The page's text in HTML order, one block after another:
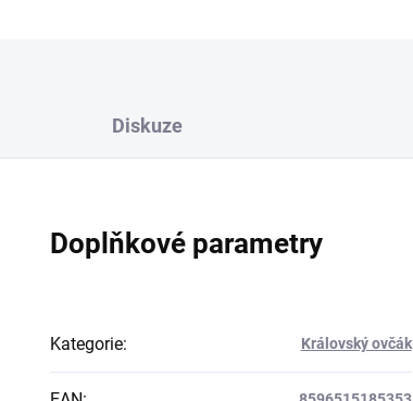
Diskuze
Doplňkové parametry
Kategorie: Královský ovčák